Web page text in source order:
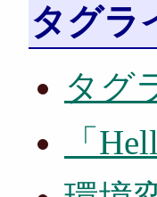
タグラ
タグ
「